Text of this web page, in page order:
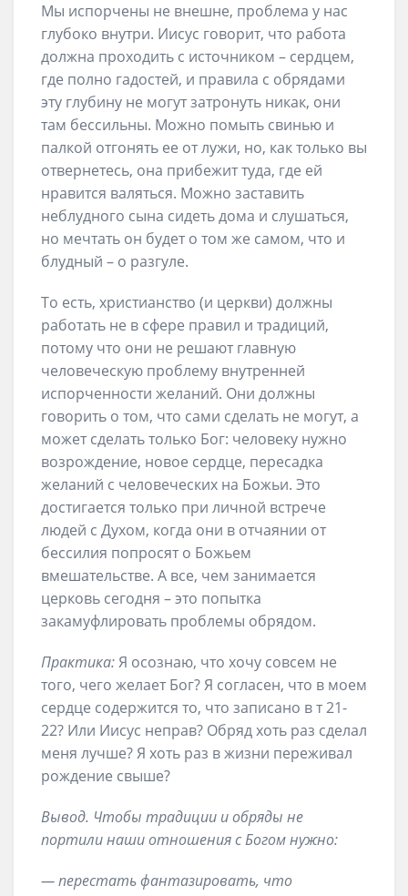
Мы испорчены не внешне, проблема у нас
глубоко внутри. Иисус говорит, что работа
должна проходить с источником – сердцем,
где полно гадостей, и правила с обрядами
эту глубину не могут затронуть никак, они
там бессильны. Можно помыть свинью и
палкой отгонять ее от лужи, но, как только вы
отвернетесь, она прибежит туда, где ей
нравится валяться. Можно заставить
неблудного сына сидеть дома и слушаться,
но мечтать он будет о том же самом, что и
блудный – о разгуле.
То есть, христианство (и церкви) должны
работать не в сфере правил и традиций,
потому что они не решают главную
человеческую проблему внутренней
испорченности желаний. Они должны
говорить о том, что сами сделать не могут, а
может сделать только Бог: человеку нужно
возрождение, новое сердце, пересадка
желаний с человеческих на Божьи. Это
достигается только при личной встрече
людей с Духом, когда они в отчаянии от
бессилия попросят о Божьем
вмешательстве. А все, чем занимается
церковь сегодня – это попытка
закамуфлировать проблемы обрядом.
Практика:Я осознаю, что хочу совсем не
того, чего желает Бог? Я согласен, что в моем
сердце содержится то, что записано в т 21-
22? Или Иисус неправ? Обряд хоть раз сделал
меня лучше? Я хоть раз в жизни переживал
рождение свыше?
Вывод. Чтобы традиции и обряды не
портили наши отношения с Богом нужно:
— перестать фантазировать, что